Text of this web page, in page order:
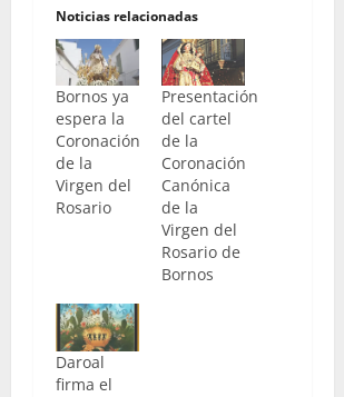
Noticias relacionadas
Bornos ya
espera la
Coronación
de la
Virgen del
Rosario
Presentación
del cartel
de la
Coronación
Canónica
de la
Virgen del
Rosario de
Bornos
Daroal
firma el